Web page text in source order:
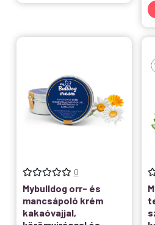
0
Mybulldog orr- és
mancsápoló krém
kakaóvajjal,